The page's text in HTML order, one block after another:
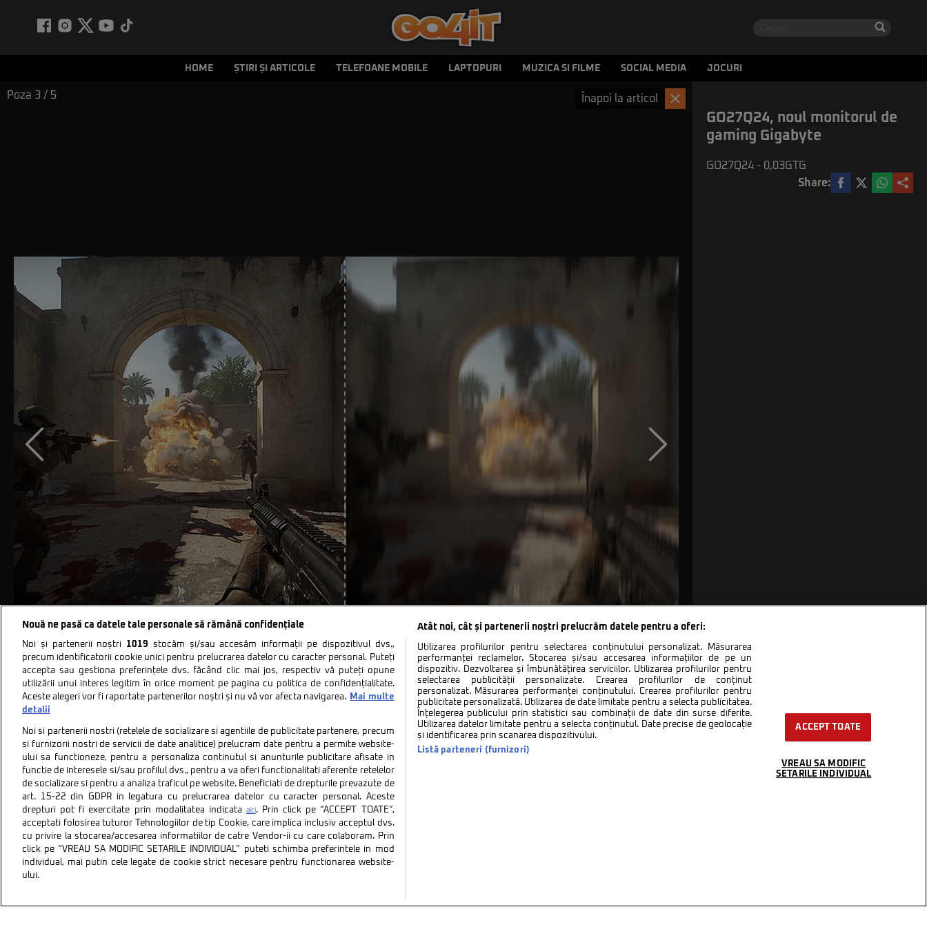
HOME ȘTIRI ȘI ARTICOLE TELEFOANE MOBILE LAPTOPURI MUZICA SI FILME SOCIAL MEDIA JOCURI
Poza 3 / 5 Înapoi la articol
GO27Q24, noul monitorul de
gaming Gigabyte
GO27Q24 - 0,03GTG
Share:
Politica de confidentialitate Politica de cookies
Nouă ne pasă ca datele tale personale să rămână confidențiale
Noi și partenerii noștri 1019 stocăm și/sau accesăm informații pe dispozitivul dvs.,
precum identificatorii cookie unici pentru prelucrarea datelor cu caracter personal. Puteți
accepta sau gestiona preferințele dvs. făcând clic mai jos, respectiv vă puteți opune
utilizării unui interes legitim în orice moment pe pagina cu politica de confidențialitate.
Aceste alegeri vor fi raportate partenerilor noștri și nu vă vor afecta navigarea.
Mai multe
detalii
Noi si partenerii nostri (retelele de socializare si agentiile de publicitate partenere, precum
si furnizorii nostri de servicii de date analitice) prelucram date pentru a permite website-
ului sa functioneze, pentru a personaliza continutul si anunturile publicitare afisate in
functie de interesele si/sau profilul dvs., pentru a va oferi functionalitati aferente retelelor
de socializare si pentru a analiza traficul pe website. Beneficiati de drepturile prevazute de
art. 15-22 din GDPR in legatura cu prelucrarea datelor cu caracter personal. Aceste
drepturi pot fi exercitate prin modalitatea indicata
aici. Prin click pe “ACCEPT TOATE”,
acceptati folosirea tuturor Tehnologiilor de tip Cookie, care implica inclusiv acceptul dvs.
cu privire la stocarea/accesarea informatiilor de catre Vendor-ii cu care colaboram. Prin
click pe “VREAU SA MODIFIC SETARILE INDIVIDUAL” puteti schimba preferintele in mod
individual, mai putin cele legate de cookie strict necesare pentru functionarea website-
ului.
Atât noi, cât și partenerii noștri prelucrăm datele pentru a oferi:
Utilizarea profilurilor pentru selectarea conținutului personalizat. Măsurarea
performanței reclamelor. Stocarea și/sau accesarea informațiilor de pe un
dispozitiv. Dezvoltarea și îmbunătățirea serviciilor. Utilizarea profilurilor pentru
selectarea publicității personalizate. Crearea profilurilor de conținut
personalizat. Măsurarea performanței conținutului. Crearea profilurilor pentru
publicitate personalizată. Utilizarea de date limitate pentru a selecta publicitatea.
Înțelegerea publicului prin statistici sau combinații de date din surse diferite.
Utilizarea datelor limitate pentru a selecta conținutul. Date precise de geolocație
și identificarea prin scanarea dispozitivului.
Listă parteneri (furnizori)
ACCEPT TOATE
VREAU SA MODIFIC
SETARILE INDIVIDUAL